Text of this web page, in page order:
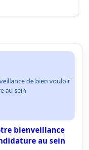
de bien vouloir
au sein
bienveillance
au sein